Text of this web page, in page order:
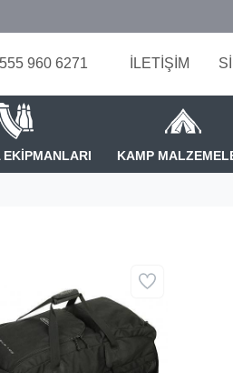
960 6271 İLETİŞİM
EKİPMANLARI KAMP